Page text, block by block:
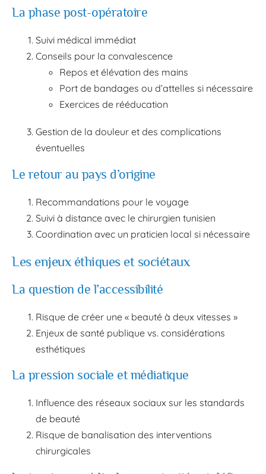
La phase post-opératoire
Suivi médical immédiat
Conseils pour la convalescence
Repos et élévation des mains
Port de bandages ou d’attelles si nécessaire
Exercices de rééducation
Gestion de la douleur et des complications
éventuelles
Le retour au pays d’origine
Recommandations pour le voyage
Suivi à distance avec le chirurgien tunisien
Coordination avec un praticien local si nécessaire
Les enjeux éthiques et sociétaux
La question de l’accessibilité
Risque de créer une « beauté à deux vitesses »
Enjeux de santé publique vs. considérations
esthétiques
La pression sociale et médiatique
Influence des réseaux sociaux sur les standards
de beauté
Risque de banalisation des interventions
chirurgicales